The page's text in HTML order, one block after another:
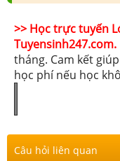
>> Học trực tuyến
Tuyensinh247.com.
tháng. Cam kết
học phí nếu học
Câu hỏi liên quan